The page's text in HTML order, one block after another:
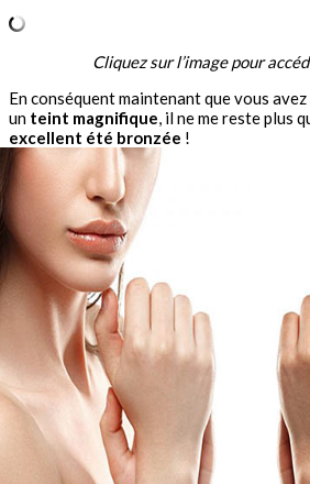
Cliquez sur l’image pour
En conséquent maintenant que vous
un teint magnifique , il ne me reste plus
excellent été bronzée !